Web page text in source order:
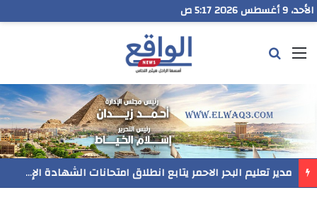
الأحد، 9 أغسطس 2026 5:17 ص
القائمة
مدير تعليم البحر الاحمر يتابع انطلاق امتحانات الشهادة الإعدادية ويؤكد: الانضباط